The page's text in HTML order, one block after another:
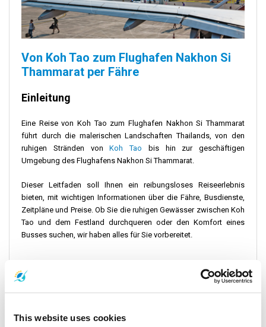
This website uses cookies
Von Koh Tao zum Flughafen Nakhon Si
Thammarat per Fähre
Einleitung
Eine Reise von Koh Tao zum Flughafen Nakhon Si Thammarat
führt durch die malerischen Landschaften Thailands, von den
ruhigen Stränden vonKoh Tao bis hin zur geschäftigen
Umgebung des Flughafens Nakhon Si Thammarat.
Dieser Leitfaden soll Ihnen ein reibungsloses Reiseerlebnis
bieten, mit wichtigen Informationen über die Fähre, Busdienste,
Zeitpläne und Preise. Ob Sie die ruhigen Gewässer zwischen Koh
Tao und dem Festland durchqueren oder den Komfort eines
Busses suchen, wir haben alles für Sie vorbereitet.
Fahrplan und Preise: Von Koh Tao zum
Flughafen Nakhon Si Thammarat